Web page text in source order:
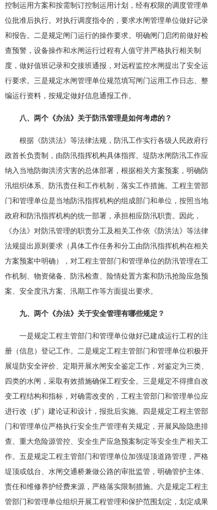
控制运用方案和按需制订控制运用计划，经有权限的调度管理单
位批准后执行。对执行调度指令的，要求水闸管理单位做好记录
和报告。二是规定闸门运行的操作要求。明确闸门启闭前做好检
查预警，设备操作和水闸运行过程有人值守并严格执行相关制
度，做好值班记录和交接班通报，对远程监控水闸提出了安全运
行要求。三是规定水闸管理单位规范填写闸门运用工作日志、整
编运行资料，按规定做好信息通报工作。
八、两个《办法》关于防汛管理是如何考虑的？
根据《防洪法》等法律法规，防汛工作实行各级人民政府行
政首长负责制，由防汛指挥机构具体指挥。堤防水闸防汛工作应
纳入当地防御洪涝灾害的总体部署，根据相关方案预案，明确防
汛组织体系、防汛责任和工作机制，落实工作措施。工程主管部
门和管理单位是当地防汛指挥机构的组成部门和单位，按照当地
政府和防汛指挥机构的统一部署，承担相应防汛职责。因此，
《办法》对防汛管理的职责分工及相关工作依《防洪法》等法律
法规提出原则要求（具体工作任务和分工由防汛指挥机构在相关
方案预案中明确），对工程主管部门和管理单位的防汛管理在工
作机制、物资储备、防汛检查、险情处置方案和防汛抢险应急预
案、安全度汛方案、汛期工作等方面提出要求。
九、两个《办法》关于安全管理有哪些规定？
一是规定工程主管部门和管理单位做好已建成运行工程的注
册（信息）登记工作。二是规定工程主管部门和管理单位积极开
展堤防安全评价、定期开展水闸安全鉴定工作，对鉴定为三类、
四类的水闸，采取有效措施确保工程安全。三是规定不得擅自改
变工程结构和指标，对确需改变的，工程主管部门和管理单位应
进行改（扩）建论证和设计，报批后实施。四是规定工程主管部
门和管理单位严格执行安全生产管理有关规定，开展风险隐患排
查、重大危险源管控、安全生产应急预案制定等安全生产相关工
作。五是规定工程主管部门和管理单位加强堤顶道路管理，严格
堤顶或戗台、水闸交通桥兼做公路的审批监管，明确管护主体、
责任和维修养护经费来源，严格落实限制措施。六是规定工程主
管部门和管理单位组织开展工程管理和保护范围划定，划定成果